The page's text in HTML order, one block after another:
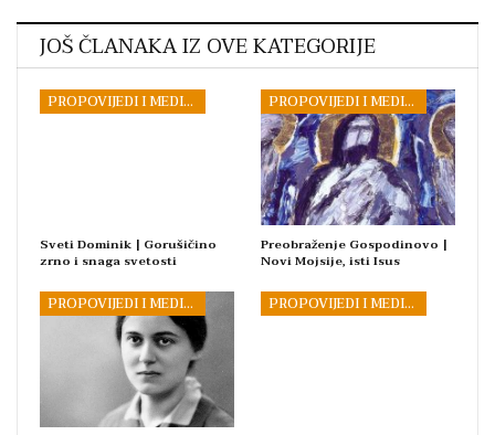
JOŠ ČLANAKA IZ OVE KATEGORIJE
PROPOVIJEDI I MEDITACIJE
Sveti Dominik | Gorušičino
zrno i snaga svetosti
PROPOVIJEDI I MEDITACIJE
Preobraženje Gospodinovo |
Novi Mojsije, isti Isus
PROPOVIJEDI I MEDITACIJE PROPOVIJEDI I MEDITACIJE